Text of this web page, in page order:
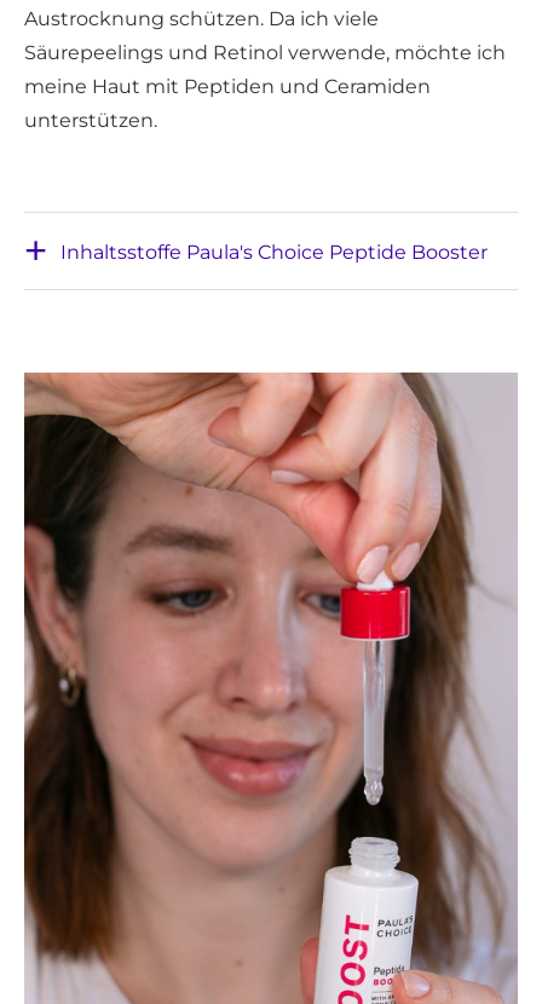
Austrocknung schützen. Da ich viele
Säurepeelings und Retinol verwende, möchte ich
meine Haut mit Peptiden und Ceramiden
unterstützen.
Inhaltsstoffe Paula's Choice Peptide Booster